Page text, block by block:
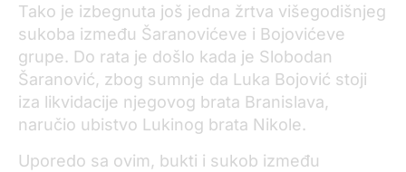
Tako je izbegnuta još jedna žrtva višegodišnjeg
sukoba između Šaranovićeve i Bojovićeve
grupe. Do rata je došlo kada je Slobodan
Šaranović, zbog sumnje da Luka Bojović stoji
iza likvidacije njegovog brata Branislava,
naručio ubistvo Lukinog brata Nikole.
Uporedo sa ovim, bukti i sukob između